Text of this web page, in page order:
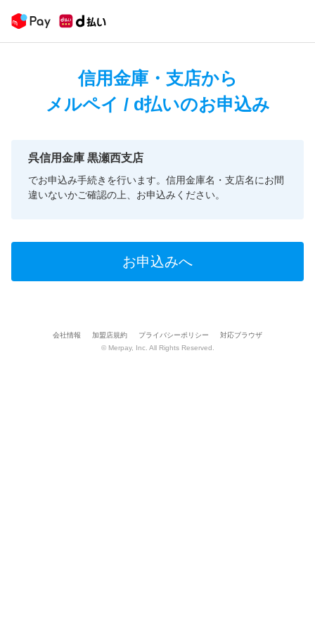
信用金庫・支店から
メルペイ / d払いのお申込み
呉信用金庫 黒瀬西支店
でお申込み手続きを行います。信用金庫名・支店名にお間
違いないかご確認の上、お申込みください。
お申込みへ
会社情報 加盟店規約 プライバシーポリシー
対応ブラウザ
© Merpay, Inc. All Rights Reserved.